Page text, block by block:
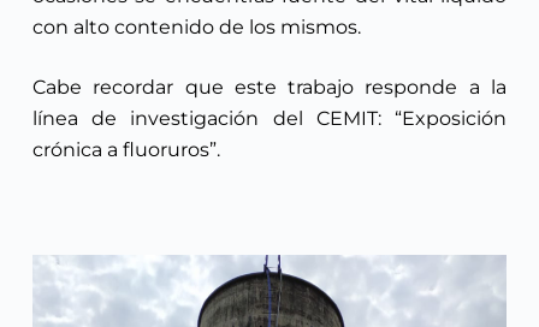
con alto contenido de los mismos.
Cabe recordar que este trabajo responde a la
línea de investigación del CEMIT: “Exposición
crónica a fluoruros”.